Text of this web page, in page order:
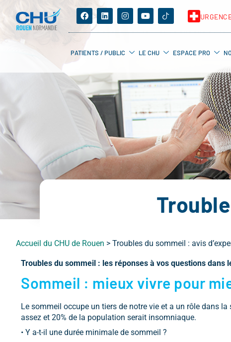
PATIENTS / PUBLIC LE CHU ESPACE PRO
Accueil du CHU de Rouen > Troubles du sommeil : avis
Troubles du sommeil : les réponses à vos questions dans
Sommeil : mieux vivre pour
Le sommeil occupe un tiers de notre vie et a un rôle dans
assez et 20% de la population serait insomniaque.
• Y a-t-il une durée minimale de sommeil ?